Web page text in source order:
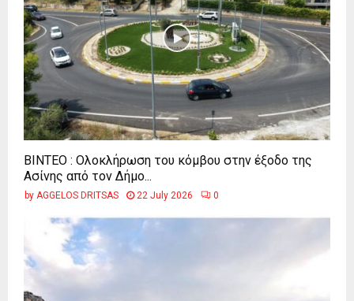
ΒΙΝΤΕΟ : Ολοκλήρωση του κόμβου στην έξοδο της
Ασίνης από τον Δήμο...
by AGGELOS DRITSAS 22 July 2026 0